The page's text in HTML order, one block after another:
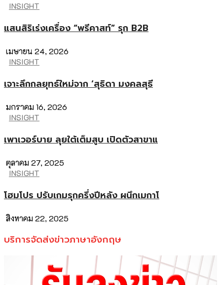
INSIGHT
แสนสิริเร่งเครื่อง “พรีคาสท์” รุก B2B
เมษายน 24, 2026
INSIGHT
เจาะลึกกลยุทธ์ใหม่จาก ‘สุธิดา มงคลสุธี
มกราคม 16, 2026
INSIGHT
เพาเวอร์บาย ลุยใต้เต็มสูบ เปิดตัวสาขาแ
ตุลาคม 27, 2025
INSIGHT
โฮมโปร ปรับเกมรุกครึ่งปีหลัง ผนึกเมกาโ
สิงหาคม 22, 2025
บริการจัดส่งข่าวภาษาอังกฤษ